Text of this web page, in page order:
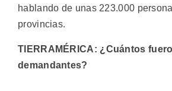
hablando de unas 223.000
provincias.
TIERRAMÉRICA: ¿Cuántos
demandantes?